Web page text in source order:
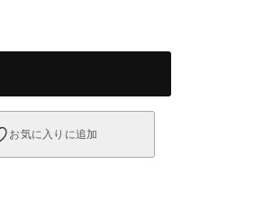
お気に入りに追加